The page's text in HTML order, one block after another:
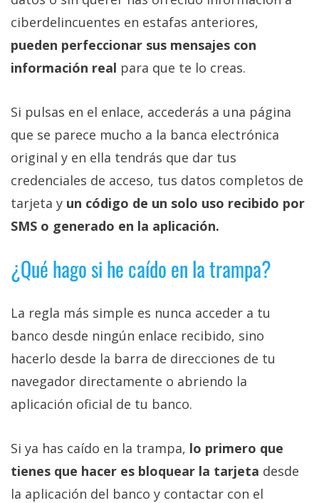
ciberdelincuentes en estafas anteriores,
pueden perfeccionar sus mensajes con
información real para que te lo creas.
Si pulsas en el enlace, accederás a una página
que se parece mucho a la banca electrónica
original y en ella tendrás que dar tus
credenciales de acceso, tus datos completos de
tarjeta y un código de un solo uso recibido por
SMS o generado en la aplicación.
¿Qué hago si he caído en la trampa?
La regla más simple es nunca acceder a tu
banco desde ningún enlace recibido, sino
hacerlo desde la barra de direcciones de tu
navegador directamente o abriendo la
aplicación oficial de tu banco.
Si ya has caído en la trampa, lo primero que
tienes que hacer es bloquear la tarjeta desde
la aplicación del banco y contactar con el